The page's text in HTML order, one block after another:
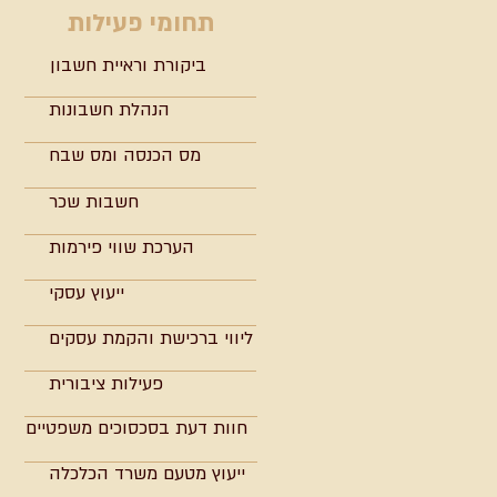
ביקורת וראיית חשבון
הנהלת חשבונות
מס הכנסה ומס שבח
חשבות שכר
הערכת שווי פירמות
ייעוץ עסקי
ליווי ברכישת והקמת עסקים
פעילות ציבורית
חוות דעת בסכסוכים משפטיים
ייעוץ מטעם משרד הכלכלה
תחומי פעילות